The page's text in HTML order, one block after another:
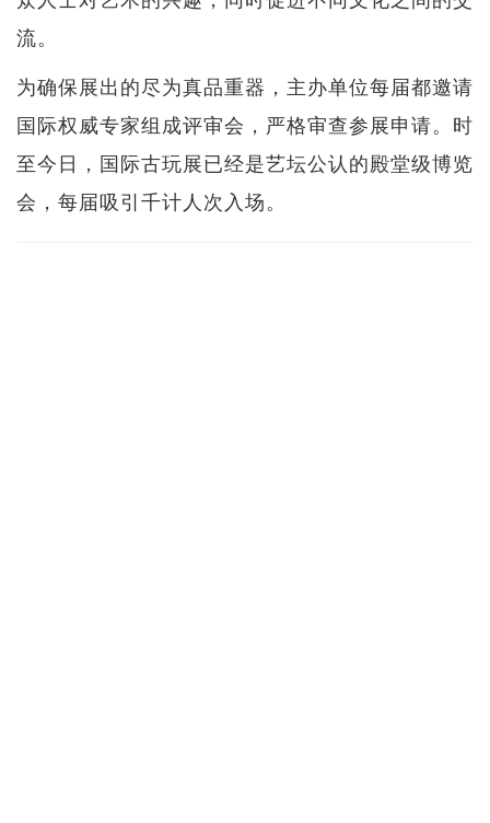
流。
为确保展出的尽为真品重器，主办单位每届都邀请
国际权威专家组成评审会，严格审查参展申请。时
至今日，国际古玩展已经是艺坛公认的殿堂级博览
会，每届吸引千计人次入场。